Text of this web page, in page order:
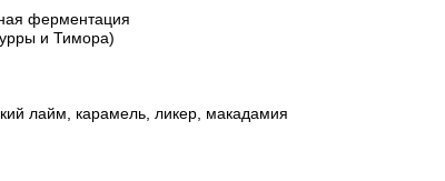
ферментация
и Тимора)
лайм, карамель, ликер, макадамия